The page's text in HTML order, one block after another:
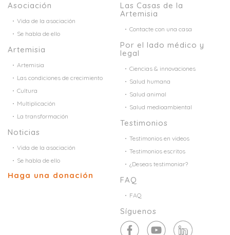
Asociación
Vida de la asociación
Se habla de ello
Artemisia
Artemisia
Las condiciones de crecimiento
Cultura
Multiplicación
La transformación
Noticias
Vida de la asociación
Se habla de ello
Haga una donación
Las Casas de la
Artemisia
Contacte con una casa
Por el lado médico y
legal
Ciencias & innovaciones
Salud humana
Salud animal
Salud medioambiental
Testimonios
Testimonios en videos
Testimonios escritos
¿Deseas testimoniar?
FAQ
FAQ
Síguenos